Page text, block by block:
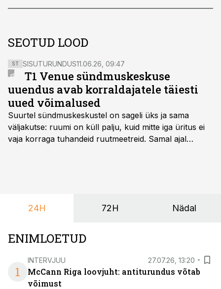
SEOTUD LOOD
ST SISUTURUNDUS11.06.26, 09:47
T1 Venue sündmuskeskuse
uuendus avab korraldajatele täiesti
uued võimalused
Suurtel sündmuskeskustel on sageli üks ja sama
väljakutse: ruumi on küll palju, kuid mitte iga üritus ei
vaja korraga tuhandeid ruutmeetreid. Samal ajal
nendele vajadustele vastanud uuendusega, mis pakub
24H 72H Nädal
ENIMLOETUD
1
INTERVJUU 27.07.26, 13:20
McCann Riga loovjuht: antiturundus võtab
võimust